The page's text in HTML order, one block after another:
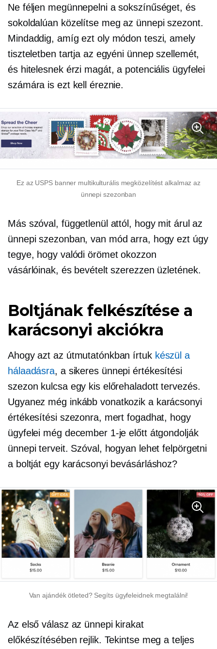
Ne féljen megünnepelni a sokszínűséget, és
sokoldalúan közelítse meg az ünnepi szezont.
Mindaddig, amíg ezt oly módon teszi, amely
tiszteletben tartja az egyéni ünnep szellemét,
és hitelesnek érzi magát, a potenciális ügyfelei
számára is ezt kell éreznie.
Ez az USPS banner multikulturális megközelítést alkalmaz az
ünnepi szezonban
Más szóval, függetlenül attól, hogy mit árul az
ünnepi szezonban, van mód arra, hogy ezt úgy
tegye, hogy valódi örömet okozzon
vásárlóinak, és bevételt szerezzen üzletének.
Boltjának felkészítése a
karácsonyi akciókra
Ahogy azt az útmutatónkban írtuk készül a
hálaadásra, a sikeres ünnepi értékesítési
szezon kulcsa egy kis előrehaladott tervezés.
Ugyanez még inkább vonatkozik a karácsonyi
értékesítési szezonra, mert fogadhat, hogy
ügyfelei még december 1-je előtt átgondolják
ünnepi terveit. Szóval, hogyan lehet felpörgetni
a boltját egy karácsonyi bevásárláshoz?
Van ajándék ötleted? Segíts ügyfeleidnek megtalálni!
Az első válasz az ünnepi kirakat
előkészítésében rejlik. Tekintse meg a teljes